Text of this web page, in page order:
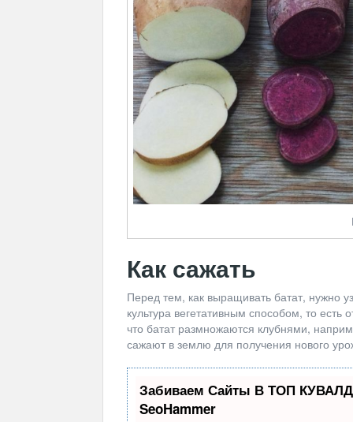
Как сажать
Перед тем, как выращивать батат, нужно
культура вегетативным способом, то
что батат размножаются клубнями,
сажают в землю для получения нового
Забиваем Сайты В ТОП
SeoHammer